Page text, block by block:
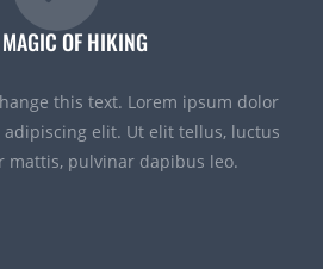
OF HIKING
this text. Lorem ipsum dolor
elit. Ut elit tellus, luctus
mattis, pulvinar dapibus leo.